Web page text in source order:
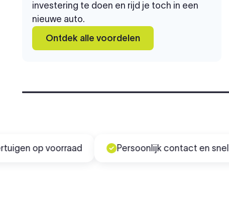
investering te doen en rijd je toch in een
nieuwe auto.
Ontdek alle voordelen
op voorraad Persoonlijk contact en snel